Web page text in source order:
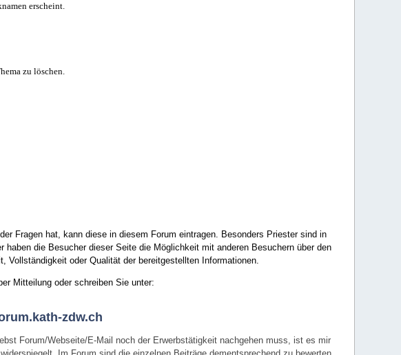
erscheint.
zu löschen.
Fragen hat, kann diese in diesem Forum eintragen. Besonders Priester sind in
die Besucher dieser Seite die Möglichkeit mit anderen Besuchern über den
Vollständigkeit oder Qualität der bereitgestellten Informationen.
Mitteilung oder schreiben Sie unter:
zdw.ch
Forum/Webseite/E-Mail noch der Erwerbstätigkeit nachgehen muss, ist es mir